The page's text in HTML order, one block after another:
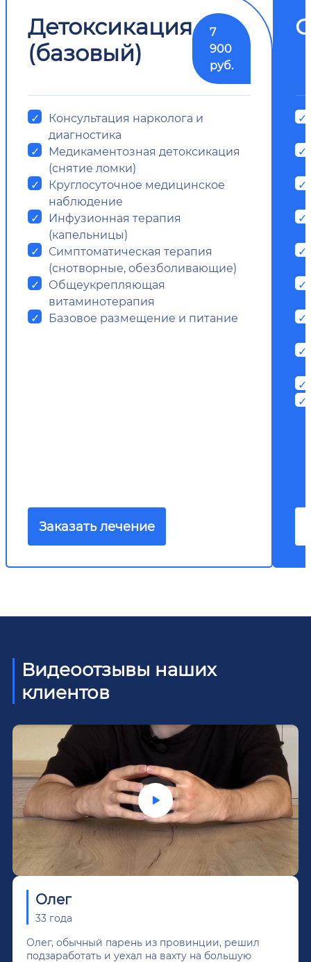
Детоксикация
(базовый)
7
900
руб.
Консультация нарколога и
диагностика
Медикаментозная детоксикация
(снятие ломки)
Круглосуточное медицинское
наблюдение
Инфузионная терапия
(капельницы)
Симптоматическая терапия
(снотворные, обезболивающие)
Общеукрепляющая
витаминотерапия
Базовое размещение и питание
Заказать лечение
Видеоотзывы наших
клиентов
Олег
33 года
Олег, обычный парень из провинции, решил
подзаработать и уехал на вахту на большую